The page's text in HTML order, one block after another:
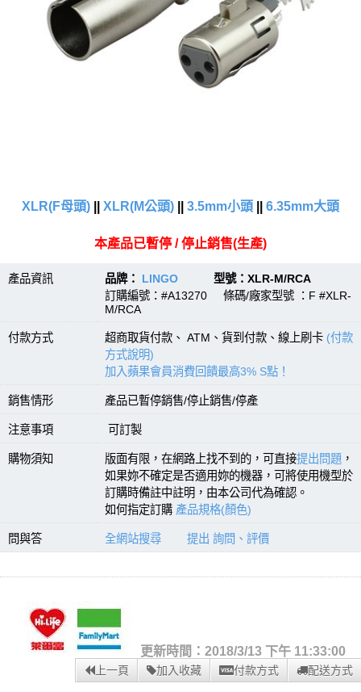
XLR(F母頭) XLR(M公頭) 3.5mm小頭 6.35mm大頭
本產品已暫停 / 停止銷售(生產)
產品資訊 品牌： LINGO 型號：XLR-M/RCA
訂購編號：#A13270 條碼/廠家型號 ：F #XLR-
M/RCA
付款方式 超商取貨付款、 ATM、貨到付款、線上刷卡 (付款
方式說明)
加入蘋果會員消費回饋最高3% S點！
銷售情形 產品已暫停銷售/停止銷售/停產
注意事項 可訂製
購物須知 版面有限，在網路上找不到的，可直接提出問題 ，
如果妳不確定是否適用妳的機器，可將使用機型於
訂購時備註中註明，由本公司代為確認。
如何指定訂購 產品規格(顏色)
問與答 全網站搜尋 提出 詢問、評價
更新時間：2018/3/13 下午 11:33:00
上一頁 加入收藏 付款方式 配送方式